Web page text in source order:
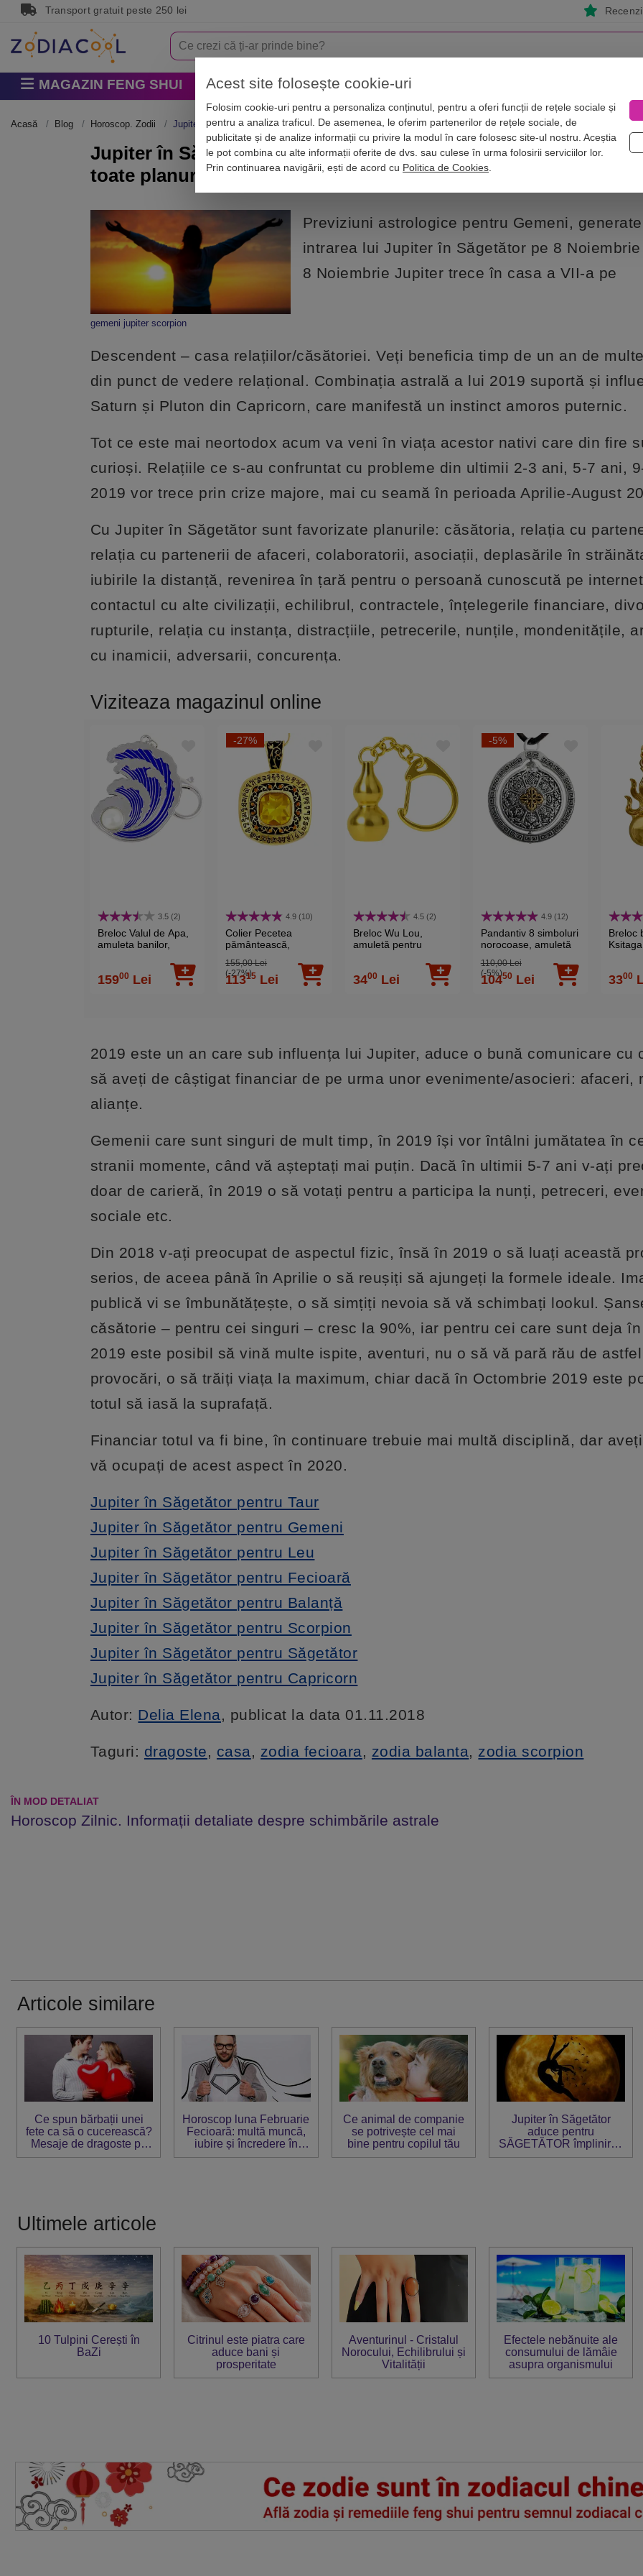
Transport gratuit peste 250 lei
MAGAZIN FENG SHUI Horoscop Zodii Astrologie Numerologie
Acasă Blog Horoscop. Zodii Jupiter în Săgetător aduce pentru GEMENI câștiguri și trăiri intense pe toate planurile
Jupiter în Săgetător aduce pentru GEMENI câștiguri și trăiri
toate planurile
gemeni jupiter scorpion
Previziuni astrologice pentru Gemeni,
intrarea lui Jupiter în Săgetător pe 8
8 Noiembrie Jupiter trece în casa a VII-a pe
Descendent – casa relațiilor/căsătoriei. Veți beneficia timp de un an de
din punct de vedere relațional. Combinația astrală a lui 2019 suportă și
Saturn și Pluton din Capricorn, care manifestă un instinct amoros puternic.
Tot ce este mai neortodox acum va veni în viața acestor nativi care din fire
curioși. Relațiile ce s-au confruntat cu probleme din ultimii 2-3 ani, 5-7 ani,
2019 vor trece prin crize majore, mai cu seamă în perioada Aprilie-August
Cu Jupiter în Săgetător sunt favorizate planurile: căsătoria, relația cu
relația cu partenerii de afaceri, colaboratorii, asociații, deplasările în
iubirile la distanță, revenirea în țară pentru o persoană cunoscută pe
contactul cu alte civilizații, echilibrul, contractele, înțelegerile financiare,
rupturile, relația cu instanța, distracțiile, petrecerile, nunțile, mondenitățile,
cu inamicii, adversarii, concurența.
Viziteaza magazinul online
3.5 (2)
Breloc Valul de Apa,
amuleta banilor,
15900 Lei
-27%
4.9 (10)
Colier Pecetea
pământească,
Granting pendant
mantra, piatra citrin
155,00 Lei
(-27%)
11315 Lei
4.5 (2)
Breloc Wu Lou,
amuletă pentru
3400 Lei
-5%
4.9 (12)
Pandantiv 8 simboluri
norocoase, amuletă
bunăstare, snur
negru, unisex
110,00 Lei
(-5%)
10450 Lei
Breloc
9 cm
3300
2019 este un an care sub influența lui Jupiter, aduce o bună comunicare cu
să aveți de câștigat financiar de pe urma unor evenimente/asocieri: afaceri,
alianțe.
Gemenii care sunt singuri de mult timp, în 2019 își vor întâlni jumătatea în
stranii momente, când vă așteptați mai puțin. Dacă în ultimii 5-7 ani v-ați
doar de carieră, în 2019 o să votați pentru a participa la nunți, petreceri,
sociale etc.
Din 2018 v-ați preocupat de aspectul fizic, însă în 2019 o să luați această
serios, de aceea până în Aprilie o să reușiți să ajungeți la formele ideale.
publică vi se îmbunătățește, o să simțiți nevoia să vă schimbați lookul.
căsătorie – pentru cei singuri – cresc la 90%, iar pentru cei care sunt deja
2019 este posibil să vină multe ispite, aventuri, nu o să vă pară rău de
provocări, o să trăiți viața la maximum, chiar dacă în Octombrie 2019 este
totul să iasă la suprafață.
Financiar totul va fi bine, în continuare trebuie mai multă disciplină, dar
vă ocupați de acest aspect în 2020.
Jupiter în Săgetător pentru Taur
Jupiter în Săgetător pentru Gemeni
Jupiter în Săgetător pentru Leu
Jupiter în Săgetător pentru Fecioară
Jupiter în Săgetător pentru Balanță
Jupiter în Săgetător pentru Scorpion
Jupiter în Săgetător pentru Săgetător
Jupiter în Săgetător pentru Capricorn
Autor: Delia Elena, publicat la data 01.11.2018
Taguri: dragoste, casa, zodia fecioara, zodia balanta, zodia scorpion
ÎN MOD DETALIAT
Horoscop Zilnic. Informații detaliate despre schimbările astrale
Articole similare
Ce spun bărbații unei
fete ca să o cucerească?
Mesaje de dragoste pe
zodii
Horoscop luna Februarie
Fecioară: multă muncă,
iubire și încredere în
forțele proprii
Ce animal de companie
se potrivește cel mai
bine pentru copilul tău
Jupiter în Săgetător
aduce pentru
SĂGETĂTOR împlinirea
tuturor dorințelor
Ultimele articole
10 Tulpini Cerești în
BaZi
Citrinul este piatra care
aduce bani și
prosperitate
Aventurinul - Cristalul
Norocului, Echilibrului și
Vitalității
Efectele nebănuite ale
consumului de lămâie
asupra organismului
Acest site folosește cookie-uri
Folosim cookie-uri pentru a personaliza conținutul, pentru a oferi funcții de rețele sociale și
pentru a analiza traficul. De asemenea, le oferim partenerilor de rețele sociale, de
publicitate și de analize informații cu privire la modul în care folosesc site-ul nostru. Aceștia
le pot combina cu alte informații oferite de dvs. sau culese în urma folosirii serviciilor lor.
Prin continuarea navigării, ești de acord cu Politica de Cookies.